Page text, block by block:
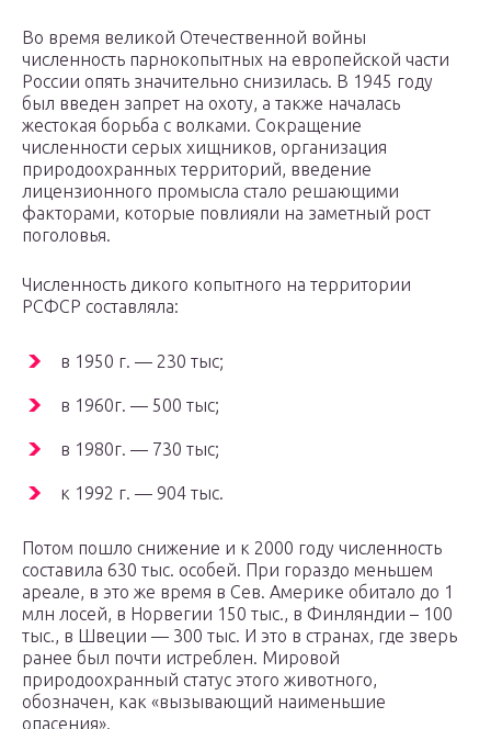
Во время великой Отечественной войны
численность парнокопытных на европейской части
России опять значительно снизилась. В 1945 году
был введен запрет на охоту, а также началась
жестокая борьба с волками. Сокращение
численности серых хищников, организация
природоохранных территорий, введение
лицензионного промысла стало решающими
факторами, которые повлияли на заметный рост
поголовья.
Численность дикого копытного на территории
РСФСР составляла:
в 1950 г. — 230 тыс;
в 1960г. — 500 тыс;
в 1980г. — 730 тыс;
к 1992 г. — 904 тыс.
Потом пошло снижение и к 2000 году численность
составила 630 тыс. особей. При гораздо меньшем
ареале, в это же время в Сев. Америке обитало до 1
млн лосей, в Норвегии 150 тыс., в Финляндии – 100
тыс., в Швеции — 300 тыс. И это в странах, где зверь
ранее был почти истреблен. Мировой
природоохранный статус этого животного,
обозначен, как «вызывающий наименьшие
опасения».